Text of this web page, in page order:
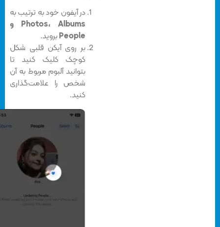
در آیفون خود به ترتیب به
Photos، Albums و
Peopleبروید.
بر روی آیکن قلبی شکل
کوچک کلیک کنید تا
بتوانید آلبوم مربوط به آن
شخص را علامت‌گذاری
کنید.